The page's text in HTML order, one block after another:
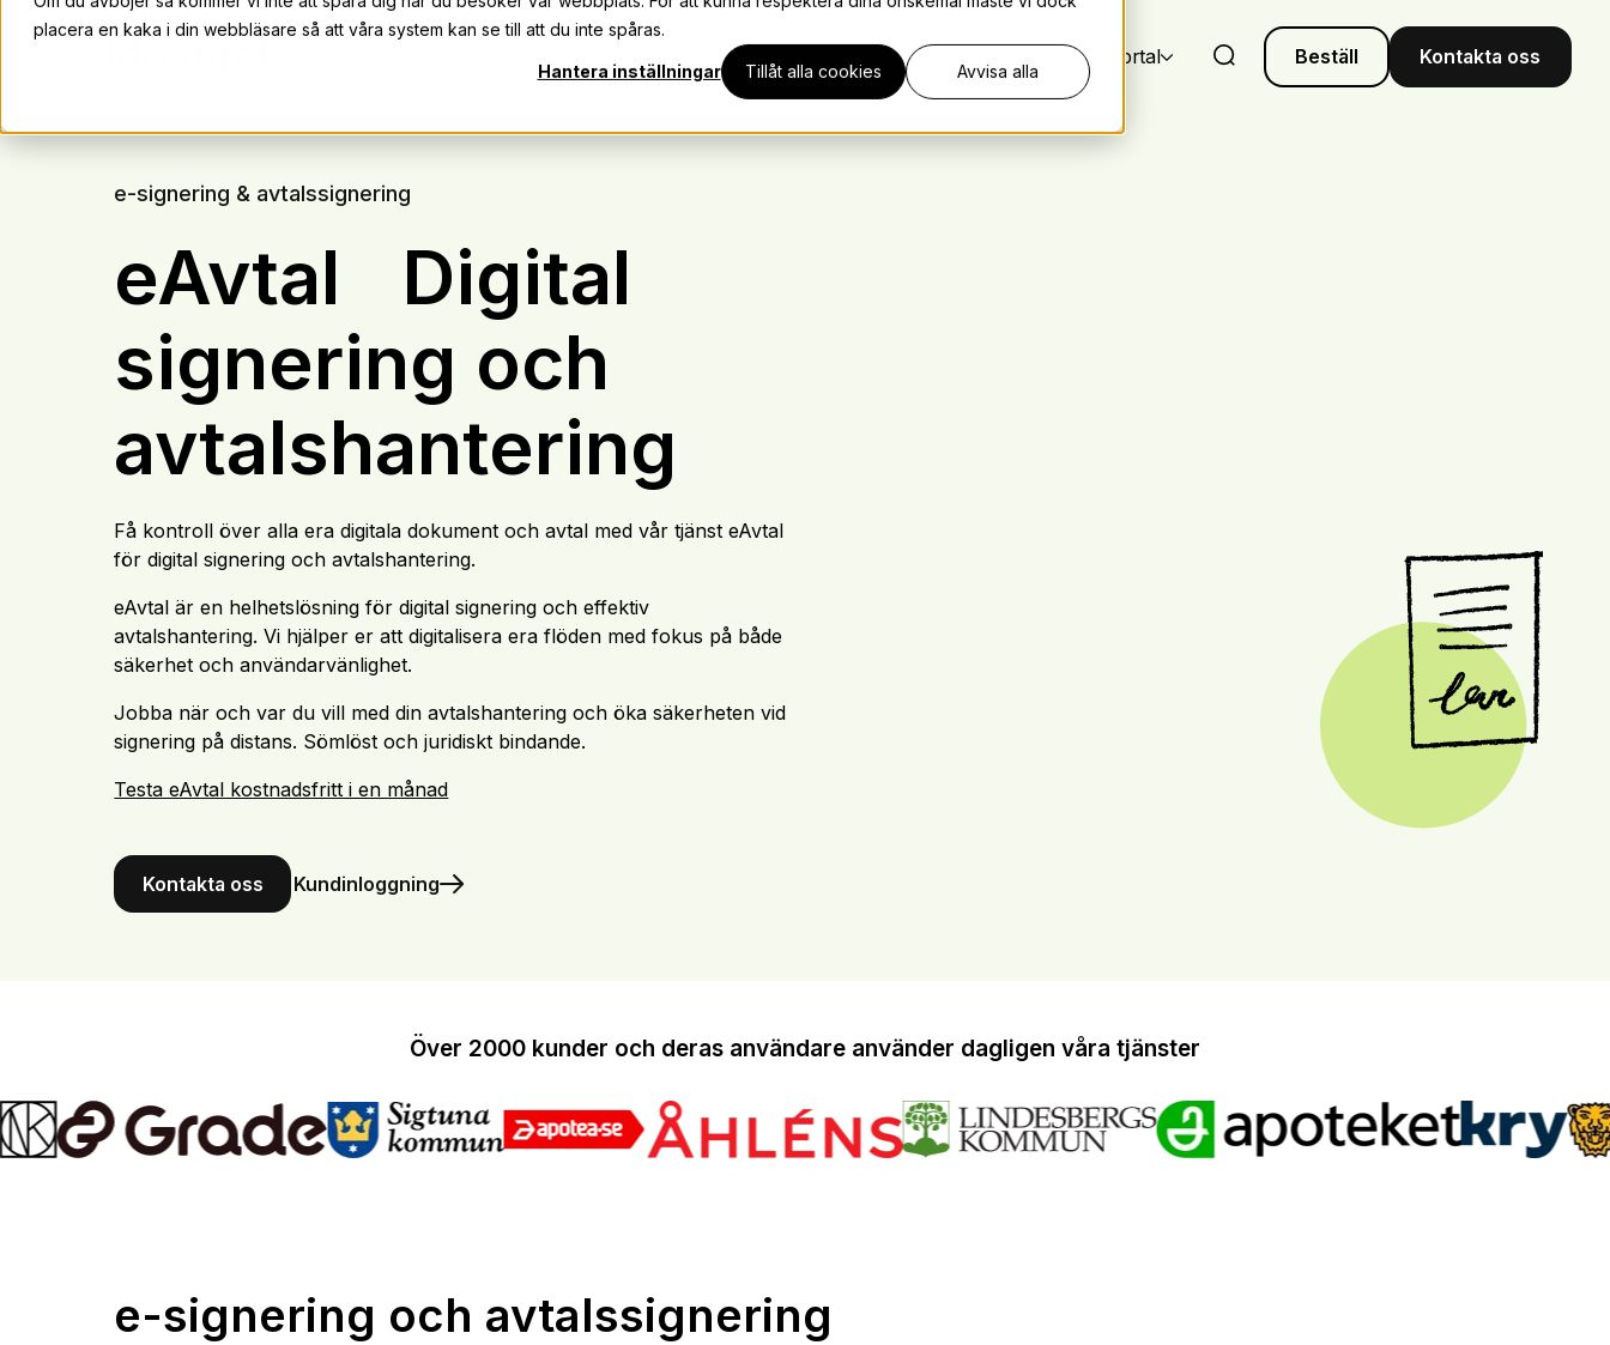
placera en kaka i din webbläsare så att våra system kan se till att du inte spåras.
Hantera inställningar Tillåt alla cookies Avvisa alla
Lösningar Integrationer Kundportal Beställ Kontakta oss
e-signering & avtalssignering
eAvtal
Digital
signering och
avtalshantering
Få kontroll över alla era digitala dokument och avtal med vår tjänst eAvtal
för digital signering och avtalshantering.
eAvtal är en helhetslösning för digital signering och effektiv
avtalshantering. Vi hjälper er att digitalisera era flöden med fokus på både
säkerhet och användarvänlighet.
Jobba när och var du vill med din avtalshantering och öka säkerheten vid
signering på distans. Sömlöst och juridiskt bindande.
Testa eAvtal kostnadsfritt i en månad
Kontakta oss Kundinloggning
Över 2000 kunder och deras användare använder dagligen våra tjänster
e-signering och avtalssignering